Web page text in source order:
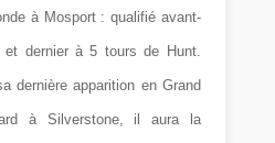
à Mosport : qualifié avant-
et dernier à 5 tours de Hunt.
dernière apparition en Grand
à Silverstone, il aura la